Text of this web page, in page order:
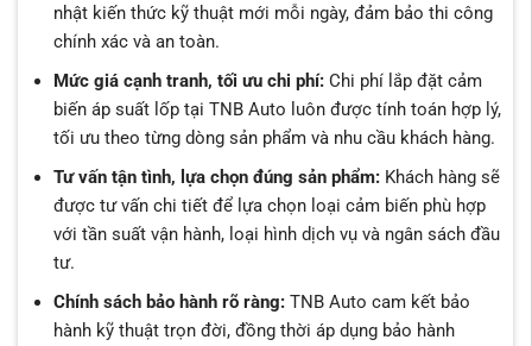
nhật kiến thức kỹ thuật mới mỗi ngày, đảm bảo thi công
chính xác và an toàn.
Mức giá cạnh tranh, tối ưu chi phí:Chi phí lắp đặt cảm
biến áp suất lốp tại TNB Auto luôn được tính toán hợp lý,
tối ưu theo từng dòng sản phẩm và nhu cầu khách hàng.
Tư vấn tận tình, lựa chọn đúng sản phẩm:Khách hàng sẽ
được tư vấn chi tiết để lựa chọn loại cảm biến phù hợp
với tần suất vận hành, loại hình dịch vụ và ngân sách đầu
tư.
Chính sách bảo hành rõ ràng: TNB Auto cam kết bảo
hành kỹ thuật trọn đời, đồng thời áp dụng bảo hành